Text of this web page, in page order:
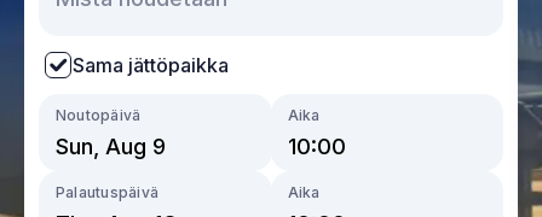
Sama jättöpaikka
Noutopäivä Aika
Palautuspäivä Aika